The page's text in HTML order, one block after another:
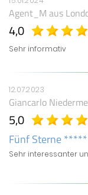
Agent_M aus
4,0
Sehr informativ
12.07.2023
Giancarlo
5,0
Fünf Sterne *****
Sehr interessanter